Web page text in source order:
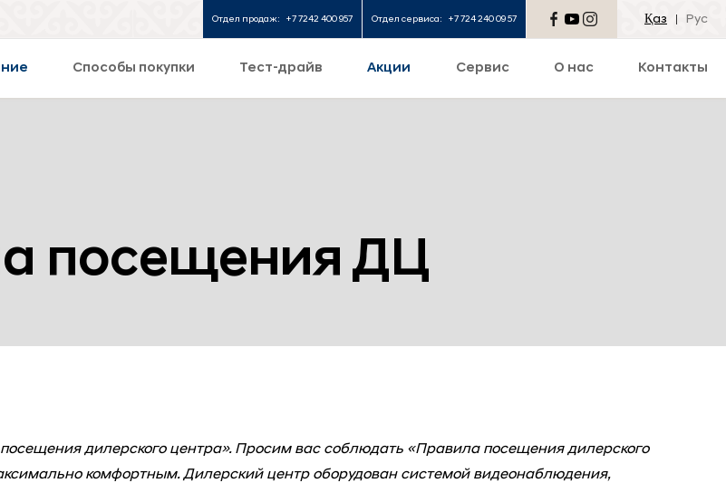
Отдел продаж: +7 7242 400 957 Отдел сервиса: +7 724 240 09 57 Қаз Рус
Способы покупки Тест-драйв Акции Сервис О нас Контакты
посещения ДЦ
дилерского центра». Просим вас соблюдать «Правила посещения дилерского
комфортным. Дилерский центр оборудован системой видеонаблюдения,